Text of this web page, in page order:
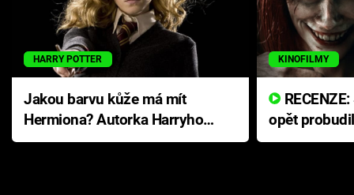
HARRY POTTER
Jakou barvu kůže má mít
Hermiona? Autorka Harryho
Pottera přišla s ráznou
KINOFILMY
opět
přichází s